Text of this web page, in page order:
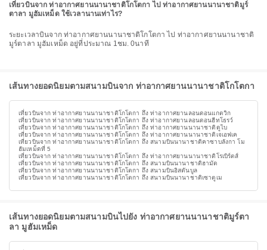
เที่ยวบินจาก ท่าอากาศยานนานาชาติโกโตกา ไป ท่าอากาศยานนานาชาติมูร์
ตาลา มูฮัมเหม็ด ใช้เวลานานเท่าไร?
ระยะเวลาบินจาก ท่าอากาศยานนานาชาติโกโตกา ไป ท่าอากาศยานนานาชาติ
มูร์ตาลา มูฮัมเหม็ด อยู่ที่ประมาณ 1ชม. 0นาที
เส้นทางยอดนิยมตามสนามบินจาก ท่าอากาศยานนานาชาติโกโตกา
เที่ยวบินจาก ท่าอากาศยานนานาชาติโกโตกา ถึง ท่าอากาศยานลอนดอนแกตวิก
เที่ยวบินจาก ท่าอากาศยานนานาชาติโกโตกา ถึง ท่าอากาศยานลอนดอนฮีทโธรว์
เที่ยวบินจาก ท่าอากาศยานนานาชาติโกโตกา ถึง ท่าอากาศยานนานาชาติดูไบ
เที่ยวบินจาก ท่าอากาศยานนานาชาติโกโตกา ถึง ท่าอากาศยานนานาชาติเจเอฟเค
เที่ยวบินจาก ท่าอากาศยานนานาชาติโกโตกา ถึง สนามบินนานาชาติคาซาบลังกา โม
ฮัมเหม็ดที่ 5
เที่ยวบินจาก ท่าอากาศยานนานาชาติโกโตกา ถึง ท่าอากาศยานนานาชาติโรเบิร์ตส์
เที่ยวบินจาก ท่าอากาศยานนานาชาติโกโตกา ถึง สนามบินนานาชาติฮามัด
เที่ยวบินจาก ท่าอากาศยานนานาชาติโกโตกา ถึง สนามบินอิสตันบูล
เที่ยวบินจาก ท่าอากาศยานนานาชาติโกโตกา ถึง สนามบินนานาชาติเซาตูเม
เส้นทางยอดนิยมตามสนามบินไปยัง ท่าอากาศยานนานาชาติมูร์ตา
ลา มูฮัมเหม็ด